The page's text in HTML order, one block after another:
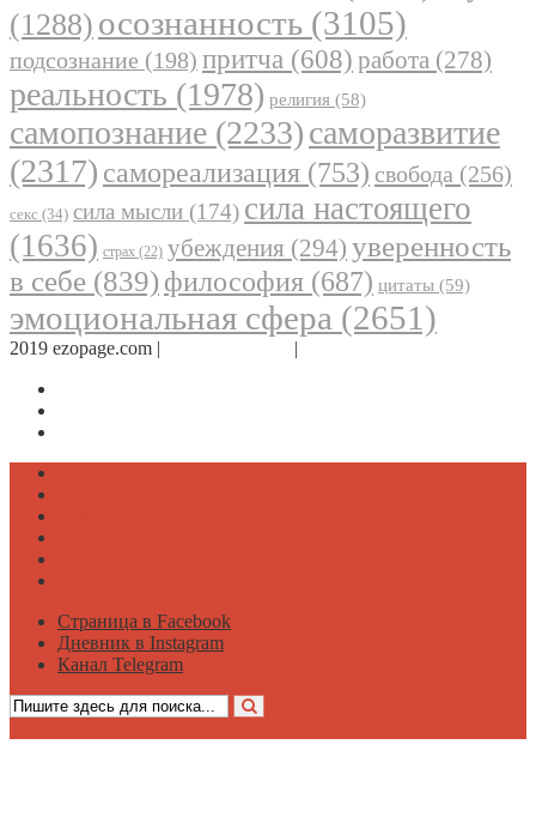
(1288) осознанность (3105)
подсознание (198) притча (608) работа (278)
реальность (1978) религия (58)
самопознание (2233)саморазвитие
(2317) самореализация (753) свобода (256)
секс (34) сила мысли (174) сила настоящего
(1636) страх (22) убеждения (294) уверенность
в себе (839) философия (687) цитаты (59)
эмоциональная сфера (2651)
2019 ezopage.com | |
Страница в Facebook
Дневник в Instagram
Канал Telegram